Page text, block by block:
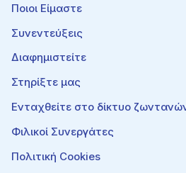
Ποιοι Είμαστε
Συνεντεύξεις
Διαφημιστείτε
Στηρίξτε μας
Ενταχθείτε στο δίκτυο
Φιλικοί Συνεργάτες
Πολιτική Cookies